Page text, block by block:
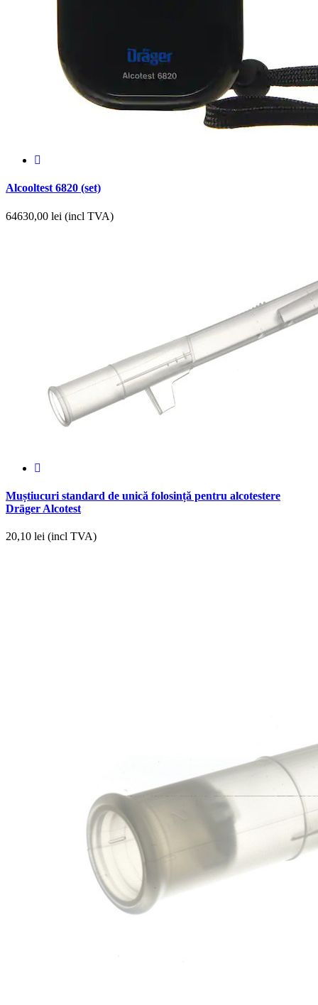
Alcooltest 6820 (set)
64630,00 lei (incl TVA)
Muștiucuri standard de unică folosință pentru alcotestere
Dräger Alcotest
20,10 lei (incl TVA)